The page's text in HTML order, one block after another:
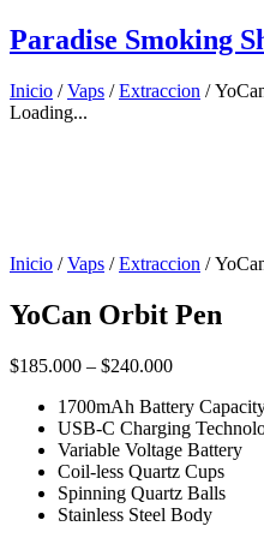
Paradise Smoking
Inicio /Vaps /Extraccion /
Loading...
Inicio /Vaps /Extraccion /
YoCan Orbit Pen
$185.000 – $240.000
1700mAh Battery
USB-C Charging
Variable Voltage Battery
Coil-less Quartz Cups
Spinning Quartz Balls
Stainless Steel Body